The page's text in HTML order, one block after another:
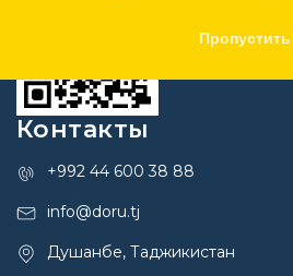
Пропустить
Контакты
+992 44 600 38 88
info@doru.tj
Душанбе, Таджикистан